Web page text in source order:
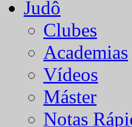
Judô
Clubes
Academias
Vídeos
Máster
Notas